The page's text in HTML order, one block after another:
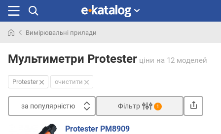
раніше
Вимірювальні прилади
Мультиметри Protester ціни на 12 моделей
Protester очистити
за популярністю Фільтр 1
Protester PM8909